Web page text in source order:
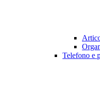
Telefono e